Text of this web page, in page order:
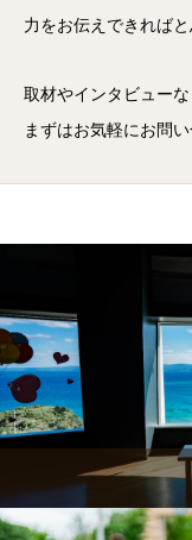
力をお伝えできればと
取材やインタビュー
まずはお気軽にお問